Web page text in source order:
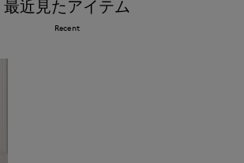
最近見たアイテム
Recent